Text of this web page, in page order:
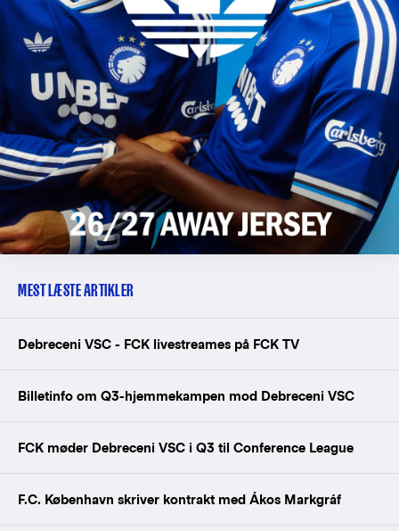
MEST LÆSTE ARTIKLER
Debreceni VSC - FCK livestreames på FCK TV
Billetinfo om Q3-hjemmekampen mod Debreceni VSC
FCK møder Debreceni VSC i Q3 til Conference League
F.C. København skriver kontrakt med Ákos Markgráf